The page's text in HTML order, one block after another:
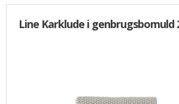
Line Karklude i genbrugsbomuld